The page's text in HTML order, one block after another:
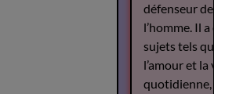
défenseur des
l’homme. Il a
sujets tels que
l’amour et la vie
quotidienne,